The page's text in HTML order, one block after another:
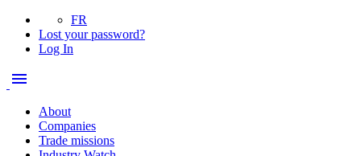
FR
Lost your password?
Log In
menu
About
Companies
Trade missions